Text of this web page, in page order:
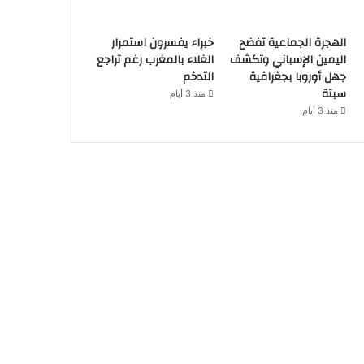
الهجرة الجماعية تفضح
اليمين الإسباني وتكشف
جهل أوروبا بجغرافية
سبتة
منذ 3 أيام
خبراء يفسرون استمرار
الغلاء بالمغرب رغم تراجع
التدخم
منذ 3 أيام